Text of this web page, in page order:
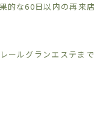
な60日以内の再来
ルグランエステまで